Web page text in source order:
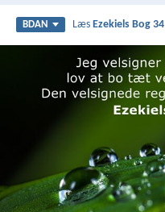
BDAN LæsEzekiels Bog 34